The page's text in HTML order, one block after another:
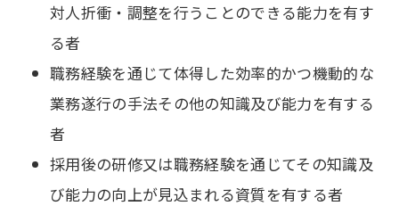
対人折衝・調整を行うことのできる能力を有す
る者
職務経験を通じて体得した効率的かつ機動的な
業務遂行の手法その他の知識及び能力を有する
者
採用後の研修又は職務経験を通じてその知識及
び能力の向上が見込まれる資質を有する者